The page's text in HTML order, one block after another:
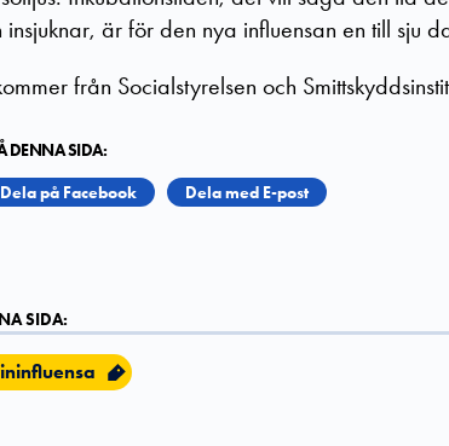
insjuknar, är för den nya influensan en till sju
från Socialstyrelsen och
DENNA SIDA:
Dela på Facebook Dela med E-post
SIDA: